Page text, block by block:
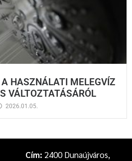
HASZNÁLATI MELEGVÍZ
VÁLTOZTATÁSÁRÓL
2026.01.05.
Cím: 2400 Dunaújváros,